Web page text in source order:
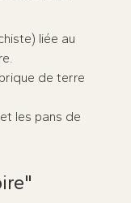
liée au
de terre
les pans de